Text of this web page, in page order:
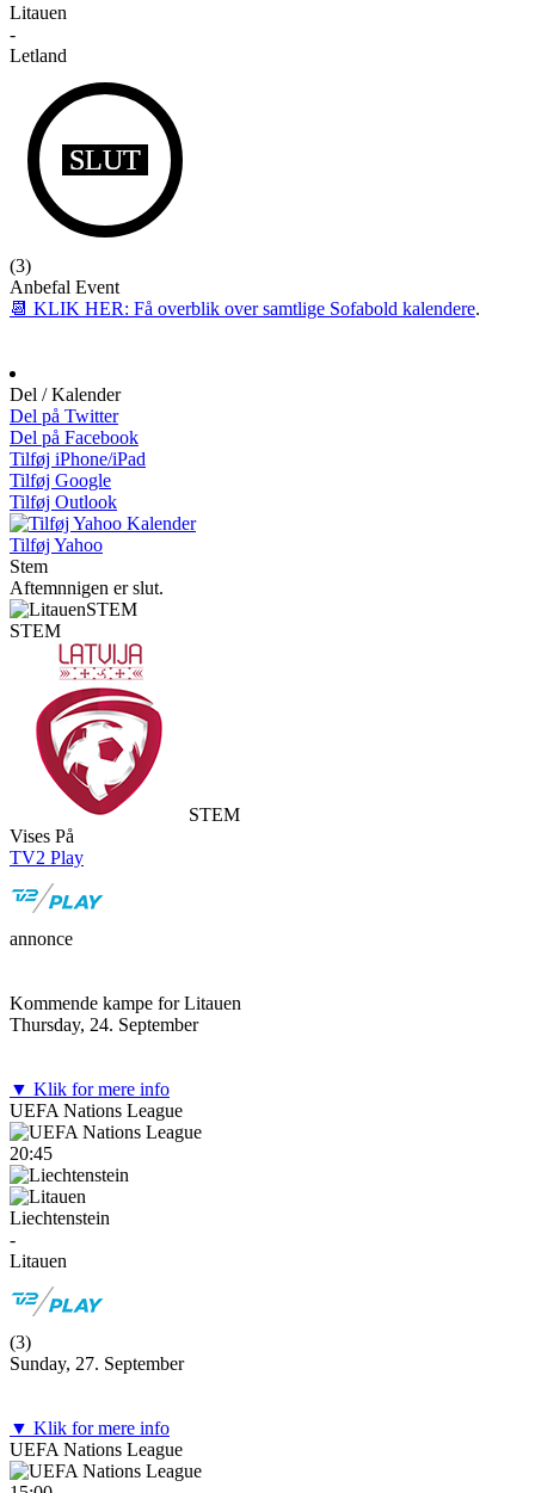
Litauen
-
Letland
SLUT
(3)
Anbefal Event
📆 KLIK HER: Få overblik over samtlige Sofabold kalendere.
Del / Kalender
Del på Twitter
Del på Facebook
Tilføj iPhone/iPad
Tilføj Google
Tilføj Outlook
Tilføj Yahoo
Stem
Aftemnnigen er slut.
STEM
STEM
STEM
Vises På
TV2 Play
annonce
Kommende kampe for Litauen
Thursday, 24. September
▼ Klik for mere info
UEFA Nations League
20:45
Liechtenstein
-
Litauen
(3)
Sunday, 27. September
▼ Klik for mere info
UEFA Nations League